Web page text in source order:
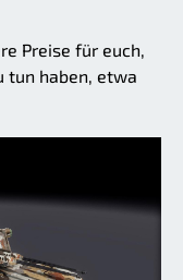
Preise für euch,
tun haben, etwa